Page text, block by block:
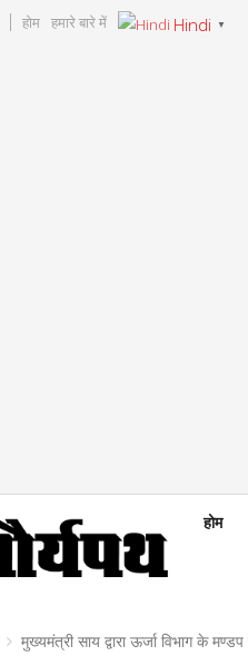
होम हमारे बारे में Hindi ▼
होम
मुख्यमंत्री साय द्वारा ऊर्जा विभाग के